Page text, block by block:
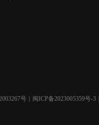
号 闽ICP备2023005359号-3